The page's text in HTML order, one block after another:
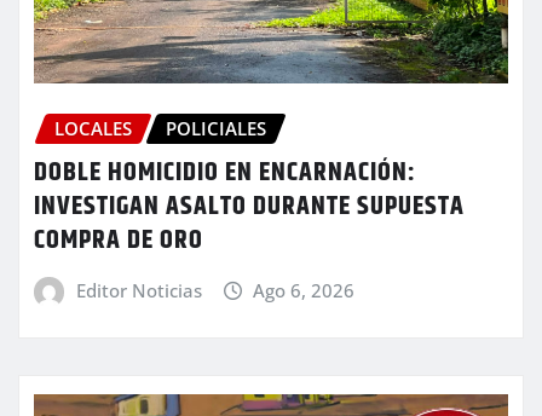
LOCALES POLICIALES
DOBLE HOMICIDIO EN ENCARNACIÓN:
INVESTIGAN ASALTO DURANTE SUPUESTA
COMPRA DE ORO
Editor Noticias Ago 6, 2026